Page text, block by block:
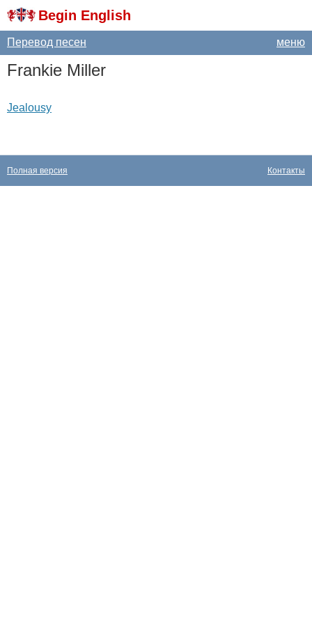
Begin English
меню
Перевод песен
Frankie Miller
Jealousy
Контакты
Полная версия